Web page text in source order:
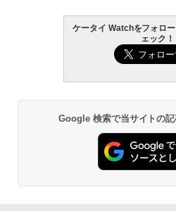
ケータイ Watchをフォロ
ェック！
Google 検索で当サイトの